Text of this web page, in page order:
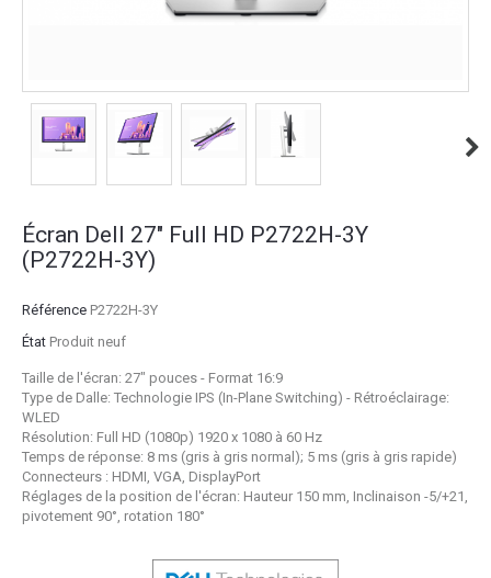
Écran Dell 27" Full HD P2722H-3Y
(P2722H-3Y)
Référence P2722H-3Y
État Produit neuf
Taille de l'écran: 27" pouces - Format 16:9
Type de Dalle: Technologie IPS (In-Plane Switching) - Rétroéclairage:
WLED
Résolution: Full HD (1080p) 1920 x 1080 à 60 Hz
Temps de réponse: 8 ms (gris à gris normal); 5 ms (gris à gris rapide)
Connecteurs : HDMI, VGA, DisplayPort
Réglages de la position de l'écran: Hauteur 150 mm, Inclinaison -5/+21,
pivotement 90°, rotation 180°